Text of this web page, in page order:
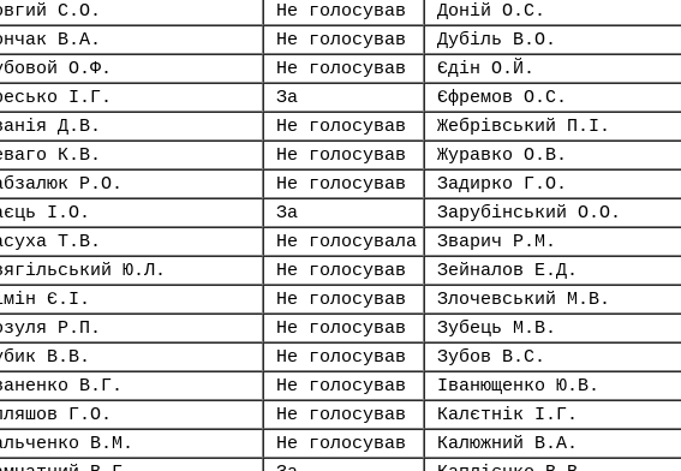
С.О.
Не голосував Доній О.С.
В.А.
Не голосував Дубіль В.О.
О.Ф.
Не голосував Єдін О.Й.
І.Г.
За Єфремов О.С.
Д.В.
Не голосував Жебрівський П.І.
К.В.
Не голосував Журавко О.В.
Р.О.
Не голосував Задирко Г.О.
І.О.
За Зарубінський О.О.
Т.В.
Не голосувала Зварич Р.М.
Ю.Л.
Не голосував Зейналов Е.Д.
Є.І.
Не голосував Злочевський М.В.
Р.П.
Не голосував Зубець М.В.
В.В.
Не голосував Зубов В.С.
В.Г.
Не голосував Іванющенко Ю.В.
Г.О.
Не голосував Калєтнік І.Г.
В.М.
Не голосував Калюжний В.А.